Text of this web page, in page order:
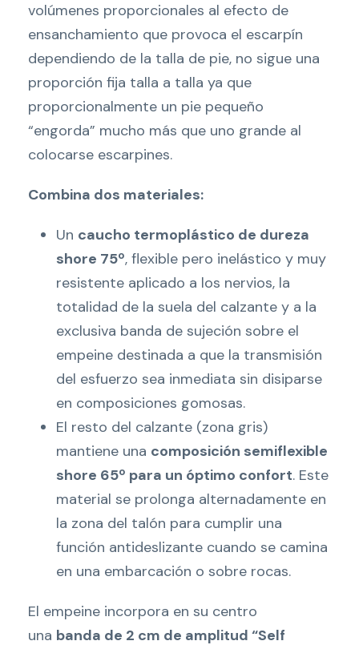
volúmenes proporcionales al efecto de
ensanchamiento que provoca el escarpín
dependiendo de la talla de pie, no sigue una
proporción fija talla a talla ya que
proporcionalmente un pie pequeño
“engorda” mucho más que uno grande al
colocarse escarpines.
Combina dos materiales:
Un caucho termoplástico de dureza
shore 75º, flexible pero inelástico y muy
resistente aplicado a los nervios, la
totalidad de la suela del calzante y a la
exclusiva banda de sujeción sobre el
empeine destinada a que la transmisión
del esfuerzo sea inmediata sin disiparse
en composiciones gomosas.
El resto del calzante (zona gris)
mantiene una composición semiflexible
shore 65º para un óptimo confort. Este
material se prolonga alternadamente en
la zona del talón para cumplir una
función antideslizante cuando se camina
en una embarcación o sobre rocas.
El empeine incorpora en su centro
una banda de 2 cm de amplitud “Self